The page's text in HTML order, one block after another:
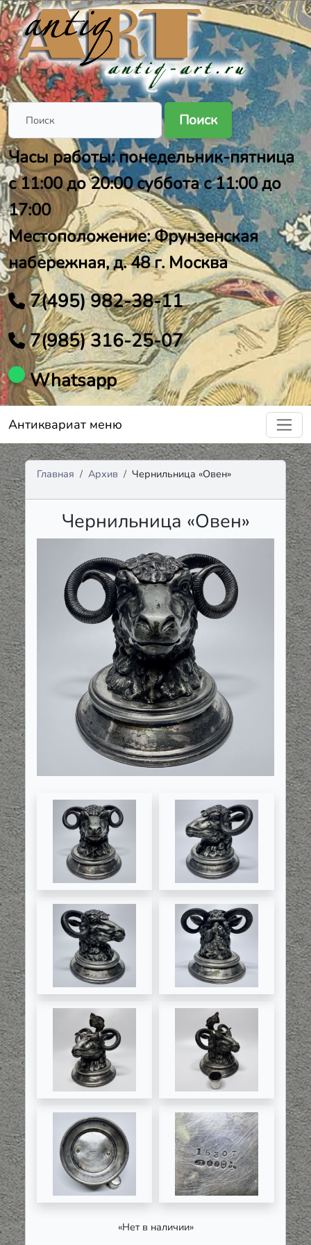
Поиск
Часы работы: понедельник-пятница
с 11:00 до 20:00 суббота с 11:00 до
17:00
Местоположение: Фрунзенская
набережная, д. 48 г. Москва
7(495) 982-38-11
7(985) 316-25-07
Whatsapp
Антиквариат меню
Главная Архив Чернильница «Овен»
Чернильница «Овен»
«Нет в наличии»